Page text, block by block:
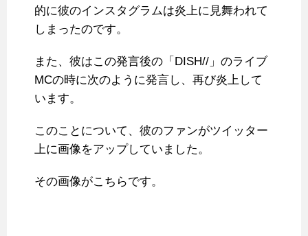
的に彼のインスタグラムは炎上に見舞われて
しまったのです。
また、彼はこの発言後の「DISH//」のライブ
MCの時に次のように発言し、再び炎上して
います。
このことについて、彼のファンがツイッター
上に画像をアップしていました。
その画像がこちらです。